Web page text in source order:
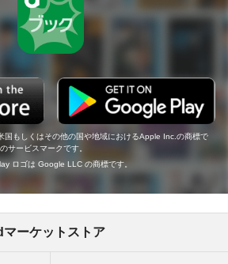
もしくはその他の国や地域におけるApple Inc.の商標で
サービスマークです。
ロゴは Google LLC の商標です。
マーケットストア